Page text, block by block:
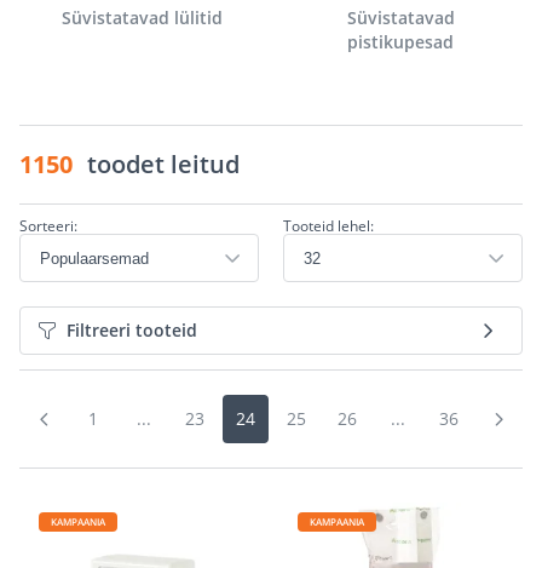
Süvistatavad lülitid
Süvistatavad
pistikupesad
1150 toodet leitud
Sorteeri: Tooteid lehel:
Filtreeri tooteid
1 ... 23 24 25 26 ... 36
KAMPAANIA KAMPAANIA